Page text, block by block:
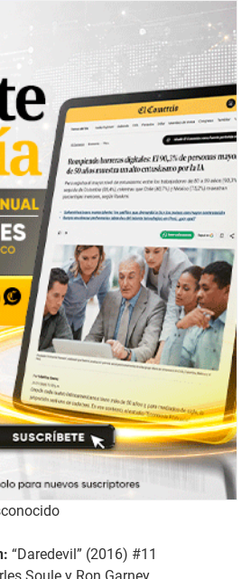
“Daredevil” (2016) #11
Soule y Ron Garney